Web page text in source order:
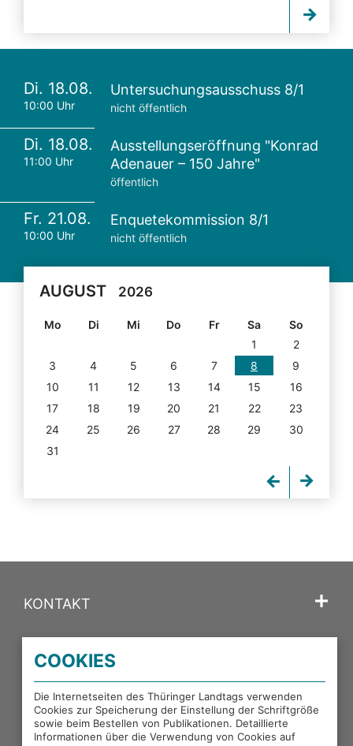
Di. 18.08.
10:00 Uhr
Untersuchungsausschuss 8/1
nicht öffentlich
Di. 18.08.
11:00 Uhr
Ausstellungseröffnung "Konrad
Adenauer – 150 Jahre"
öffentlich
Fr. 21.08.
10:00 Uhr
Enquetekommission 8/1
nicht öffentlich
AUGUST 2026
Mo Di Mi Do Fr Sa
So
1
2
3
4 5 6 7 8
9
10
11 12 13 14 15
16
17
18 19 20 21 22
23
24
25 26 27 28 29
30
31
KONTAKT
PORTALE DES THÜRINGER LANDTAGS
EXTERNE LINKS
COOKIES
Die Internetseiten des Thüringer Landtags verwenden
Cookies zur Speicherung der Einstellung der Schriftgröße
sowie beim Bestellen von Publikationen. Detaillierte
Informationen über die Verwendung von Cookies auf